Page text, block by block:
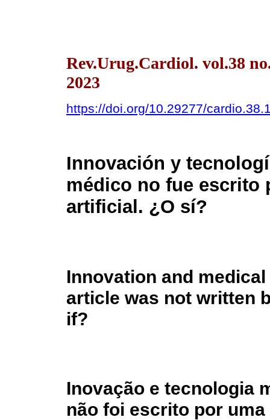
Rev.Urug.Cardiol. vol.38
2023
https://doi.org/10.29277/
Innovación y
médico no fue escrito
artificial. ¿O sí?
Innovation and
article was not written
if?
Inovação e tecnologia
não foi escrito por